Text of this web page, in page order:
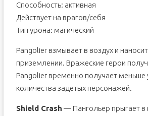
Способность: активная
Действует на врагов/себя
Тип урона: магический
Pangolier взмывает в воздух и
приземлении. Вражеские герои
Pangolier временно получает меньше
количества задетых персонажей.
Shield Crash — Пангольер прыгает в